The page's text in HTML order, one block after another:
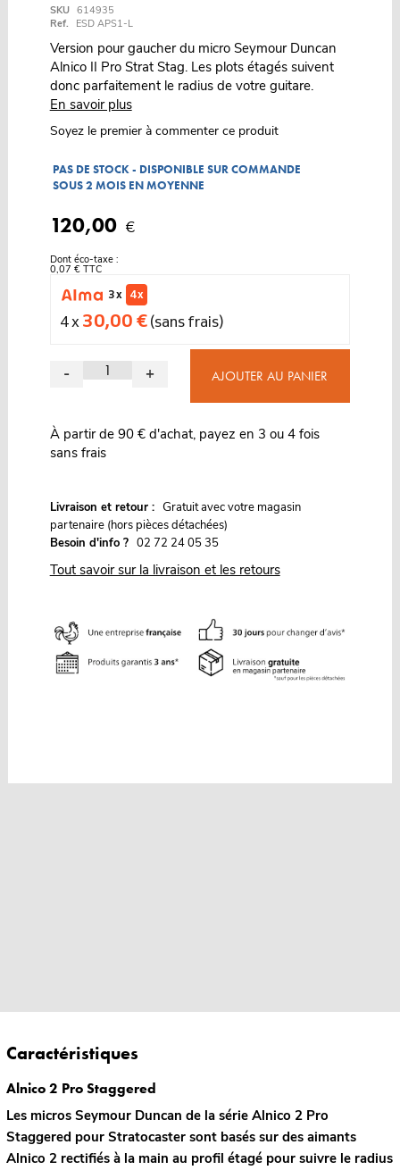
SKU 614935
Ref.
ESD APS1-L
Version pour gaucher du micro Seymour Duncan
Alnico II Pro Strat Stag. Les plots étagés suivent
donc parfaitement le radius de votre guitare.
En savoir plus
Soyez le premier à commenter ce produit
PAS DE STOCK - DISPONIBLE SUR COMMANDE
SOUS 2 MOIS EN MOYENNE
120,00 €
Dont éco-taxe :
0,07 € TTC
3 x
4 x
4 x 30,00 €(sans frais)
- + AJOUTER AU PANIER
À partir de 90 € d'achat, payez en 3 ou 4 fois
sans frais
Livraison et retour : Gratuit avec votre magasin
partenaire (hors pièces détachées)
Besoin d'info ? 02 72 24 05 35
Tout savoir sur la livraison et les retours
Caractéristiques
Alnico 2 Pro Staggered
Les micros Seymour Duncan de la série Alnico 2 Pro
Staggered pour Stratocaster sont basés sur des aimants
Alnico 2 rectifiés à la main au profil étagé pour suivre le radius